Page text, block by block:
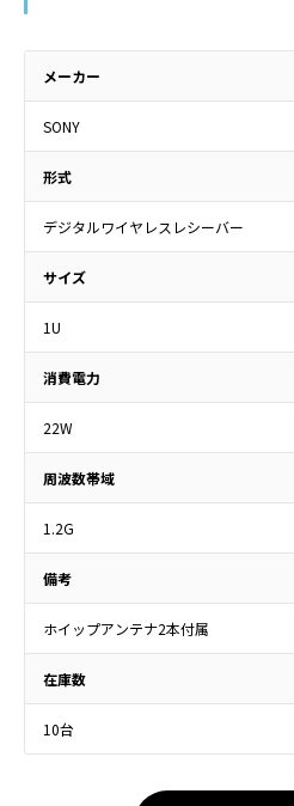
メーカー
SONY
形式
デジタルワイヤレスレシーバー
サイズ
1U
消費電力
22W
周波数帯域
1.2G
備考
ホイップアンテナ2本付属
在庫数
10台